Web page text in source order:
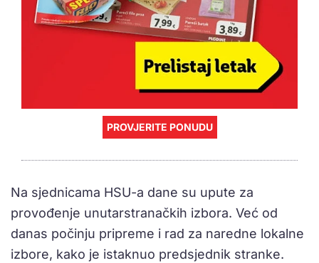
PROVJERITE PONUDU
Na sjednicama HSU-a dane su upute za
provođenje unutarstranačkih izbora. Već od
danas počinju pripreme i rad za naredne lokalne
izbore, kako je istaknuo predsjednik stranke.